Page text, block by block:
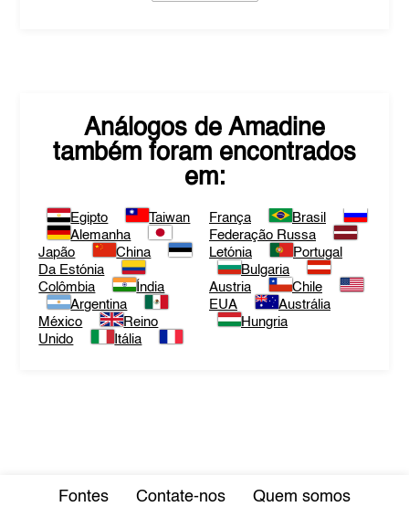
Análogos de Amadine
também foram encontrados
em:
Egipto
Taiwan
Alemanha
Japão
China
Da Estónia
Colômbia
Índia
Argentina
México
Reino
Unido
Itália
França
Brasil
Federação Russa
Letónia
Portugal
Bulgaria
Austria
Chile
EUA
Austrália
Hungria
Fontes Contate-nos Quem somos